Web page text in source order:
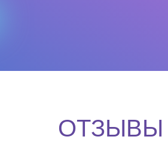
ОТЗЫВЫ